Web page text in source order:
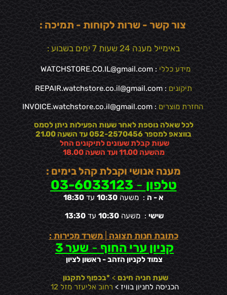
צור קשר - שרות לקוחות - תמיכה :
באימייל מענה 24 שעות 7 ימים בשבוע :
מידע כללי :
WATCHSTORE.CO.IL@gmail.com
תיקונים : REPAIR.watchstore.co.il@gmail.com
החזרת מוצרים :
INVOICE.watchstore.co.il@gmail.com
לכל שאלה נוספת לאחר שעות הפעילות ניתן לסמס
בווצאפ למספר 052-2570456 עד השעה 21.00
שעות קבלת שעונים לתיקונים החל
מהשעה 11.00 ועד השעה 18.00
מענה אנושי וקבלת קהל בימים :
טלפון -
03-6033123
א - ה : משעה10:30 עד 18:30
שישי : משעה10:30 עד13:30
כתובת חנות תצוגה |משרד מכירות :
קניון ערי החוף -שער 3
צמוד לקניון הזהב - ראשון לציון
שעת חניה חינם > *בכפוף לתקנון
הכניסה לחניון בוויז > רחוב אליעזר מזל 12